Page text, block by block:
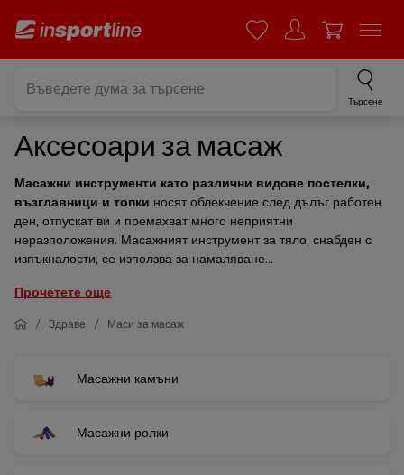
Търсене
Аксесоари за масаж
Масажни инструменти като различни видове постелки,
възглавници и топки носят облекчение след дълъг работен
ден, отпускат ви и премахват много неприятни
неразположения. Масажният инструмент за тяло, снабден с
изпъкналости, се използва за намаляване...
Прочетете още
Здраве Маси за масаж
Масажни камъни
Масажни ролки